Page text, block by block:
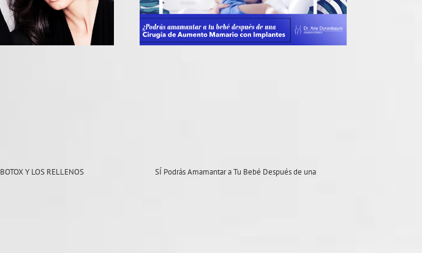
Y LOS RELLENOS
Mamario con Implantes
Cirugía de mama
SÍ Podrás Amamantar a Tu Bebé Después de una